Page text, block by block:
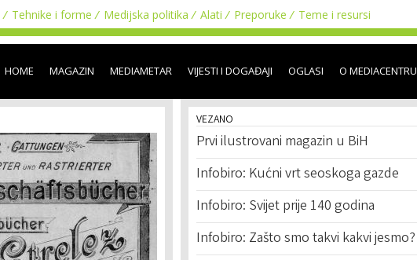
Skip to
main
content
Tehnike i forme Medijska politika Alati Preporuke Teme i resursi
HOME MAGAZIN MEDIAMETAR VIJESTI I DOGAĐAJI OGLASI O MEDIACENTRU
VEZANO
Prvi ilustrovani magazin u BiH
Infobiro: Kućni vrt seoskoga gazde
Infobiro: Svijet prije 140 godina
Infobiro: Zašto smo takvi kakvi jesmo?